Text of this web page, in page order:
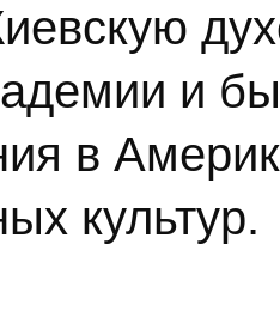
и
в
культур.